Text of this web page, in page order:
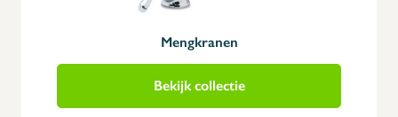
Mengkranen
Bekijk collectie